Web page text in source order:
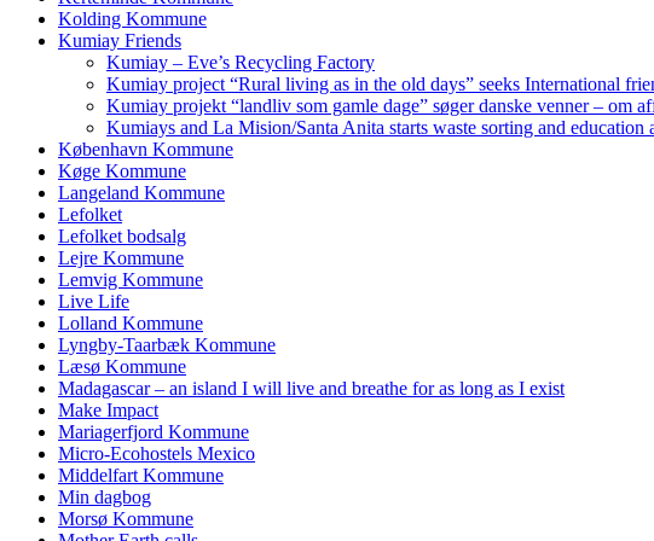
Kolding Kommune
Kumiay Friends
Kumiay – Eve’s Recycling Factory
Kumiay project “Rural living as in the old days” seeks International
Kumiay projekt “landliv som gamle dage” søger danske venner – om
Kumiays and La Mision/Santa Anita starts waste sorting and
København Kommune
Køge Kommune
Langeland Kommune
Lefolket
Lefolket bodsalg
Lejre Kommune
Lemvig Kommune
Live Life
Lolland Kommune
Lyngby-Taarbæk Kommune
Læsø Kommune
Madagascar – an island I will live and breathe for as long as I exist
Make Impact
Mariagerfjord Kommune
Micro-Ecohostels Mexico
Middelfart Kommune
Min dagbog
Morsø Kommune